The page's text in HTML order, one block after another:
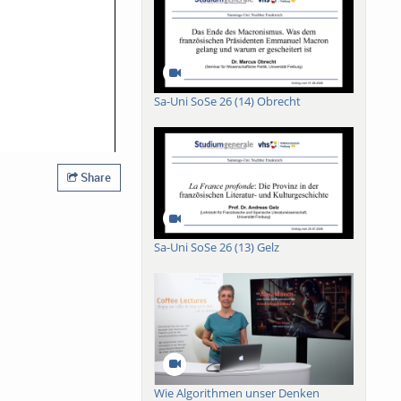
Share
Sa-Uni SoSe 26 (14) Obrecht
Sa-Uni SoSe 26 (13) Gelz
Wie Algorithmen unser Denken